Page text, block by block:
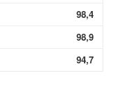
98,4
98,9
94,7